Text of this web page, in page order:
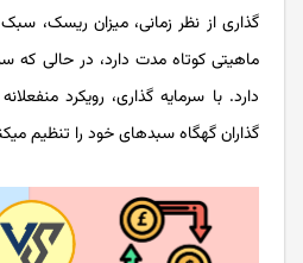
گذاری از نظر زمانی، میزان ریسک،
ماهیتی کوتاه مدت دارد، در حالی که
دارد. با سرمایه­ گذاری، رویکرد
گذاران گهگاه سبدهای خود را تنظیم